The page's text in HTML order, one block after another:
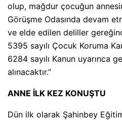
olup, mağdur çocuğun
Görüşme Odasında devam
ve elde edilen deliller
5395 sayılı Çocuk Koruma
6284 sayılı Kanun uyarınca
alınacaktır.”
ANNE İLK KEZ KONUŞTU
Dün ilk olarak Şahinbey